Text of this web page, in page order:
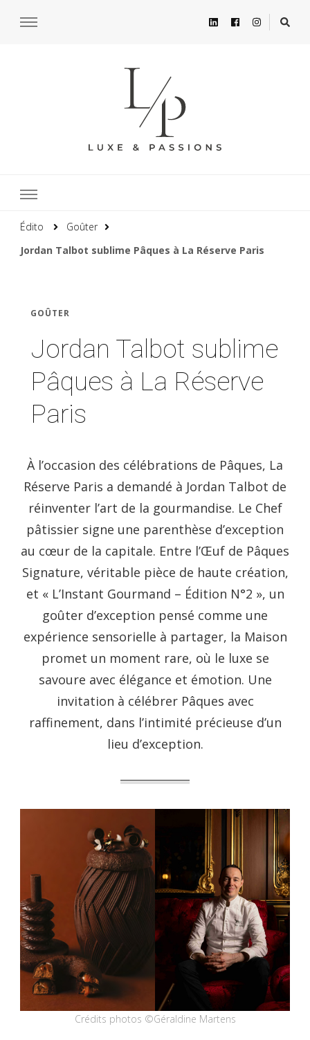
Édito
Goûter
Jordan Talbot sublime Pâques à La Réserve Paris
GOÛTER
Jordan Talbot sublime
Pâques à La Réserve
Paris
À l’occasion des célébrations de Pâques, La
Réserve Paris a demandé à Jordan Talbot de
réinventer l’art de la gourmandise. Le Chef
pâtissier signe une parenthèse d’exception
au cœur de la capitale. Entre l’Œuf de Pâques
Signature, véritable pièce de haute création,
et « L’Instant Gourmand – Édition N°2 », un
goûter d’exception pensé comme une
expérience sensorielle à partager, la Maison
promet un moment rare, où le luxe se
savoure avec élégance et émotion. Une
invitation à célébrer Pâques avec
raffinement, dans l’intimité précieuse d’un
lieu d’exception.
Crédits photos ©Géraldine Martens